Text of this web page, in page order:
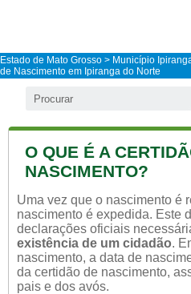
Estado de Mato Grosso > Município
de Nascimento em Ipiranga do Norte
O QUE É A
NASCIMENTO?
Uma vez que o nascimento é
nascimento é expedida. Este
declarações oficiais
existência de um cidadão.
nascimento, a data de
da certidão de nascimento,
pais e dos avós.